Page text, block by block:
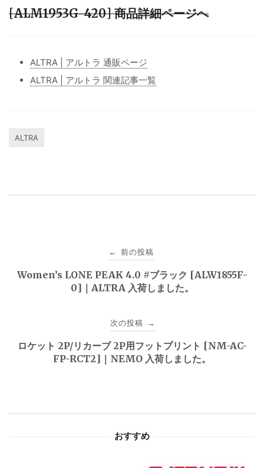
[ALM1953G-420] 商品詳細ページへ
ALTRA | アルトラ 通販ページ
ALTRA | アルトラ 関連記事一覧
ALTRA
稿
ゲ
← 前の投稿
Women’s LONE PEAK 4.0 #ブラック [ALW1855F-
0]｜ALTRA 入荷しました。
次の投稿 →
ロケット 2P/リカーブ 2P用フットプリント [NM-AC-
FP-RCT2]｜NEMO 入荷しました。
おすすめ